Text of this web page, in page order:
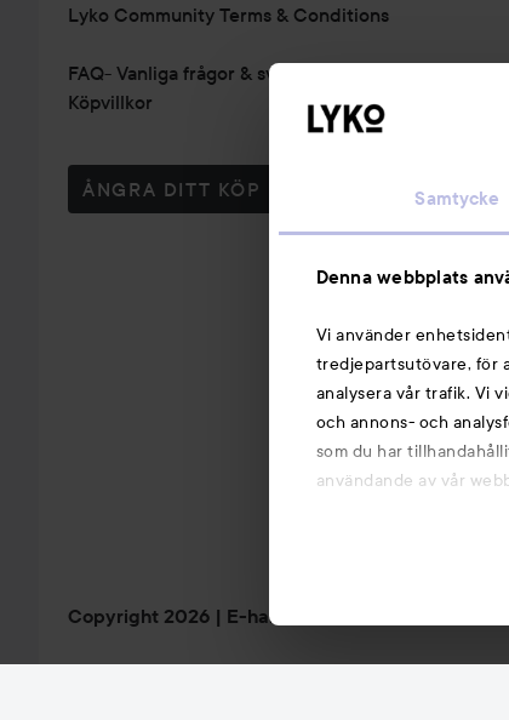
Samtycke
Denna webbplats
Vi använder
tredjepartsutövare, för
analysera vår trafik. Vi
och annons- och
som du har
användande av vår
Lyko Community Terms & Conditions
FAQ- Vanliga frågor & svar
Köpvillkor
ÅNGRA DITT KÖP
Copyright 2026 E-handel av Avensia